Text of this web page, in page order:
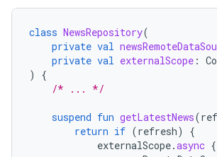
class NewsRepository(
private val
private val externalScope :
)
{
/* ... */
suspend fun getLatestNews(
return if (refresh)
{
externalScope.async {